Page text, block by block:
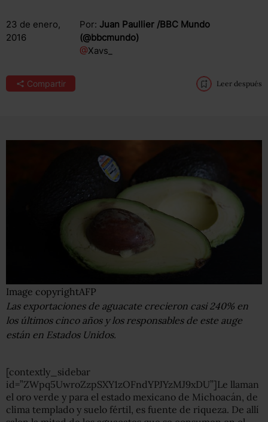
23 de enero,
2016
Por: Juan Paullier /BBC Mundo
(@bbcmundo)
@Xavs_
Compartir Leer después
Image copyrightAFP
Las exportaciones de aguacate crecieron casi 240% en
los últimos cinco años y los responsables de este auge
están en Estados Unidos.
[contextly_sidebar
id=”ZWpq5UwroZzpSXY1zOFndYPJYzMJ9xDU”]Le llaman
el oro verde y para el estado mexicano de Michoacán, de
clima templado y suelo fértil, es fuente de riqueza. De allí